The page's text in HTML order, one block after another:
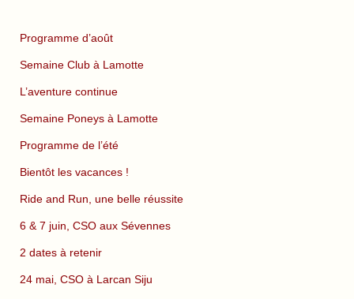
Programme d’août
Semaine Club à Lamotte
L’aventure continue
Semaine Poneys à Lamotte
Programme de l’été
Bientôt les vacances !
Ride and Run, une belle réussite
6 & 7 juin, CSO aux Sévennes
2 dates à retenir
24 mai, CSO à Larcan Siju